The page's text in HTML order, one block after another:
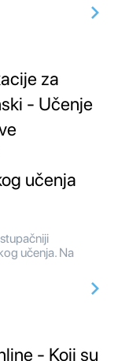
za
- Učenje
učenja
učenja. Na
- Koji su